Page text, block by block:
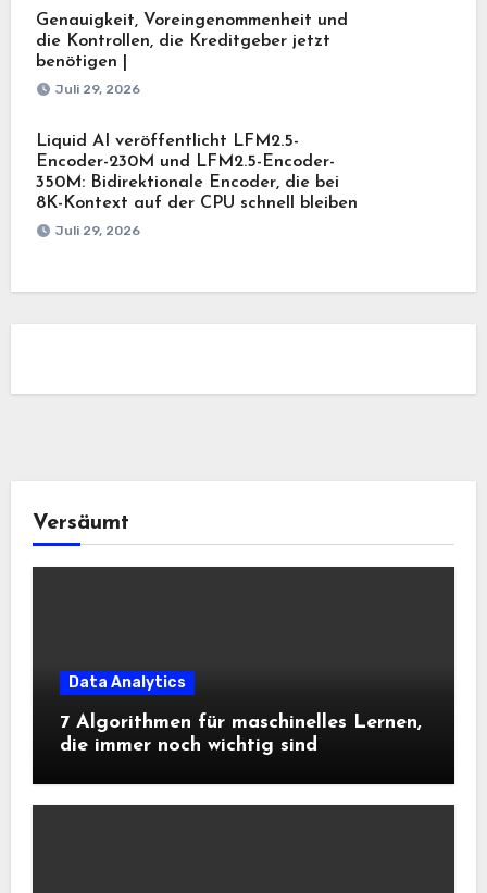
Genauigkeit, Voreingenommenheit und
die Kontrollen, die Kreditgeber jetzt
benötigen |
Juli 29, 2026
Liquid AI veröffentlicht LFM2.5-
Encoder-230M und LFM2.5-Encoder-
350M: Bidirektionale Encoder, die bei
8K-Kontext auf der CPU schnell bleiben
Juli 29, 2026
Versäumt
Data Analytics
7 Algorithmen für maschinelles Lernen,
die immer noch wichtig sind